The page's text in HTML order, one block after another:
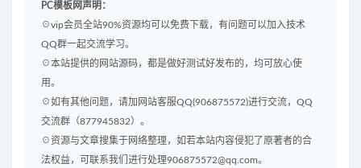
PC模板网声明：
☉vip会员全站90%资源均可以免费下载，有问题可以加入技术
QQ群一起交流学习。
☉本站提供的网站源码，都是做好测试好发布的，均可放心使
用。
☉如有其他问题，请加网站客服QQ(906875572)进行交流，QQ
交流群（877945832）。
☉资源与文章搜集于网络整理，如若本站内容侵犯了原著者的合
法权益，可联系我们进行处理906875572@qq.com。